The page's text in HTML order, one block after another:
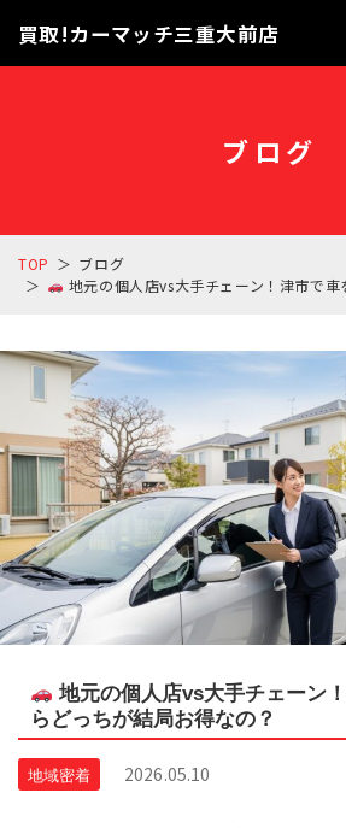
買取!カーマッチ三重大前店
ブログ
TOP
ブログ
地元の個人店vs大手チェーン！津市で車を売る
地元の個人店vs大手チェーン
らどっちが結局お得なの？
地域密着 2026.05.10